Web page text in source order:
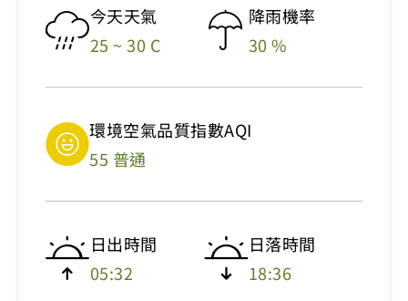
今天天氣
25 ~ 30 C
降雨機率
30 %
環境空氣品質指數AQI
55 普通
日出時間
05:32
日落時間
18:36